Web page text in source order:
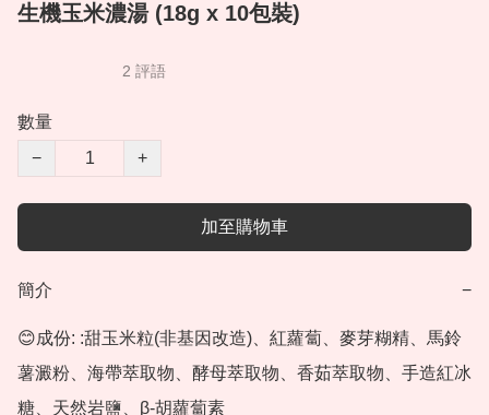
生機玉米濃湯 (18g x 10包裝)
2 評語
數量
−
+
加至購物車
簡介 −
😊成份: :甜玉米粒(非基因改造)、紅蘿蔔、麥芽糊精、馬鈴
薯澱粉、海帶萃取物、酵母萃取物、香茹萃取物、手造紅冰
糖、天然岩鹽、β-胡蘿蔔素